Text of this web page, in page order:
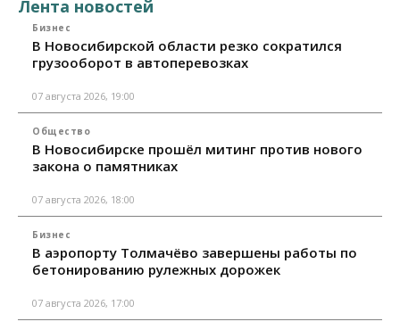
Лента новостей
Бизнес
В Новосибирской области резко сократился
грузооборот в автоперевозках
07 августа 2026, 19:00
Общество
В Новосибирске прошёл митинг против нового
закона о памятниках
07 августа 2026, 18:00
Бизнес
В аэропорту Толмачёво завершены работы по
бетонированию рулежных дорожек
07 августа 2026, 17:00